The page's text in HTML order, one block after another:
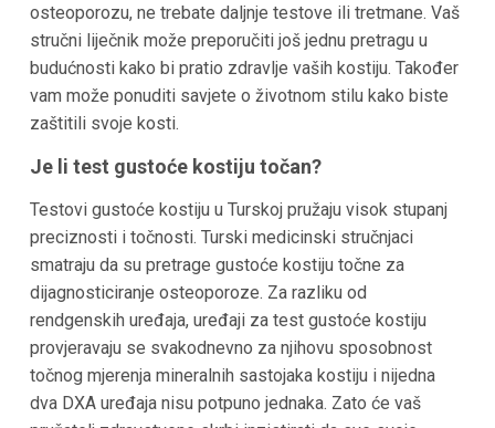
osteoporozu, ne trebate daljnje testove ili tretmane. Vaš
stručni liječnik može preporučiti još jednu pretragu u
budućnosti kako bi pratio zdravlje vaših kostiju. Također
vam može ponuditi savjete o životnom stilu kako biste
zaštitili svoje kosti.
Je li test gustoće kostiju točan?
Testovi gustoće kostiju u Turskoj pružaju visok stupanj
preciznosti i točnosti. Turski medicinski stručnjaci
smatraju da su pretrage gustoće kostiju točne za
dijagnosticiranje osteoporoze. Za razliku od
rendgenskih uređaja, uređaji za test gustoće kostiju
provjeravaju se svakodnevno za njihovu sposobnost
točnog mjerenja mineralnih sastojaka kostiju i nijedna
dva DXA uređaja nisu potpuno jednaka. Zato će vaš